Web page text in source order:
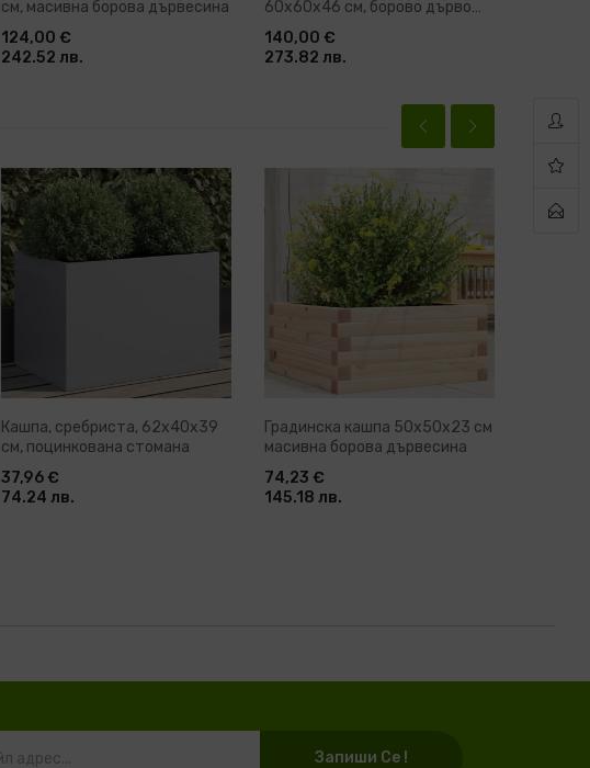
см, масивна борова дървесина
124,00 €
242.52 лв.
60x60x46 см, борово дърво
масив
140,00 €
273.82 лв.
Кашпа, сребриста, 62x40x39
см, поцинкована стомана
37,96 €
74.24 лв.
Градинска кашпа 50x50x23 см
масивна борова дървесина
74,23 €
145.18 лв.
Запиши Се !